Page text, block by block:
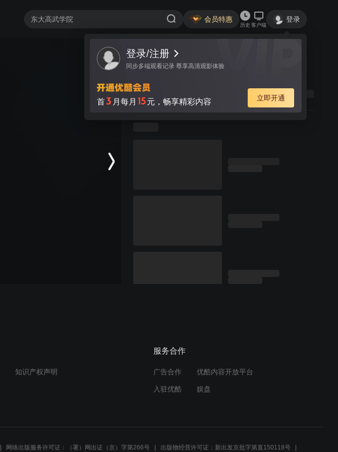
会员特惠
历史 客户端
登录
登录/注册
同步多端观看记录 尊享高清观影体验
首3 月每月 15元，畅享精彩内容 立即开通
知识产权声明
服务合作
广告合作 优酷内容开放平台
入驻优酷 娱盘
网络出版服务许可证：（署）网出证（京）字第266号 出版物经营许可证：新出发京批字第直150118号